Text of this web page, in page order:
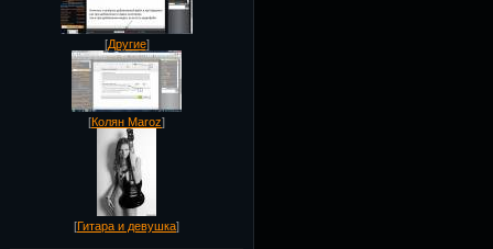
[Другие]
[Колян Maroz]
[Гитара и девушка]